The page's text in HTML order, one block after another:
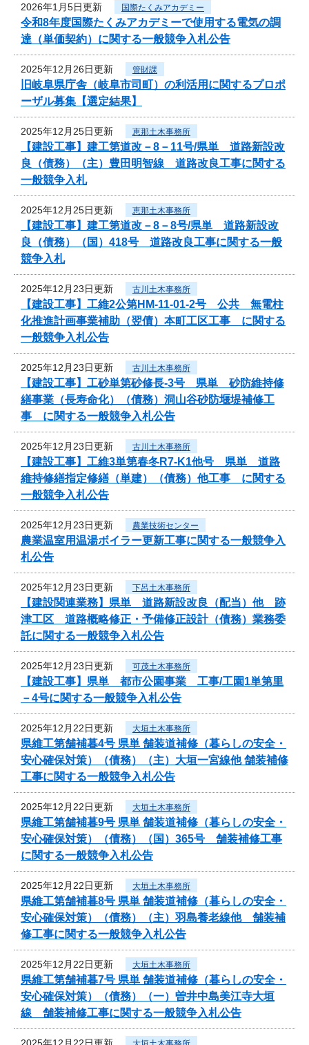
2026年1月5日更新 国際たくみアカデミー
令和8年度国際たくみアカデミーで使用する電気の調
達（単価契約）に関する一般競争入札公告
2025年12月26日更新 管財課
旧岐阜県庁舎（岐阜市司町）の利活用に関するプロポ
ーザル募集【選定結果】
2025年12月25日更新 恵那土木事務所
【建設工事】建工第道改－8－11号/県単 道路新設改
良（債務）（主）豊田明智線 道路改良工事に関する
一般競争入札
2025年12月25日更新 恵那土木事務所
【建設工事】建工第道改－8－8号/県単 道路新設改
良（債務）（国）418号 道路改良工事に関する一般
競争入札
2025年12月23日更新 古川土木事務所
【建設工事】工維2公第HM-11-01-2号 公共 無電柱
化推進計画事業補助（翌債）本町工区工事 に関する
一般競争入札公告
2025年12月23日更新 古川土木事務所
【建設工事】工砂単第砂修長-3号 県単 砂防維持修
繕事業（長寿命化）（債務）洞山谷砂防堰堤補修工
事 に関する一般競争入札公告
2025年12月23日更新 古川土木事務所
【建設工事】工維3単第春冬R7-K1他号 県単 道路
維持修繕指定修繕（単建）（債務）他工事 に関する
一般競争入札公告
2025年12月23日更新 農業技術センター
農業温室用温湯ボイラー更新工事に関する一般競争入
札公告
2025年12月23日更新 下呂土木事務所
【建設関連業務】県単 道路新設改良（配当）他 跡
津工区 道路概略修正・予備修正設計（債務）業務委
託に関する一般競争入札公告
2025年12月23日更新 可茂土木事務所
【建設工事】県単 都市公園事業 工事/工園1単第里
－4号に関する一般競争入札公告
2025年12月22日更新 大垣土木事務所
県維工第舗補暮4号 県単 舗装道補修（暮らしの安全・
安心確保対策）（債務）（主）大垣一宮線他 舗装補修
工事に関する一般競争入札公告
2025年12月22日更新 大垣土木事務所
県維工第舗補暮9号 県単 舗装道補修（暮らしの安全・
安心確保対策）（債務）（国）365号 舗装補修工事
に関する一般競争入札公告
2025年12月22日更新 大垣土木事務所
県維工第舗補暮8号 県単 舗装道補修（暮らしの安全・
安心確保対策）（債務）（主）羽島養老線他 舗装補
修工事に関する一般競争入札公告
2025年12月22日更新 大垣土木事務所
県維工第舗補暮7号 県単 舗装道補修（暮らしの安全・
安心確保対策）（債務）（一）曽井中島美江寺大垣
線 舗装補修工事に関する一般競争入札公告